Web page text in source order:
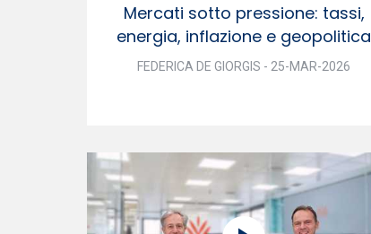
Mercati sotto pressione: tassi,
energia, inflazione e geopolitica
FEDERICA DE GIORGIS - 25-MAR-2026